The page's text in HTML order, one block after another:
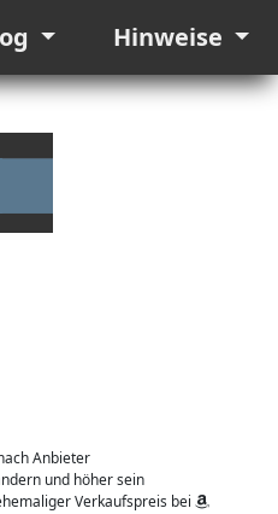
Hinweise
Anbieter
und höher sein
Verkaufspreis bei